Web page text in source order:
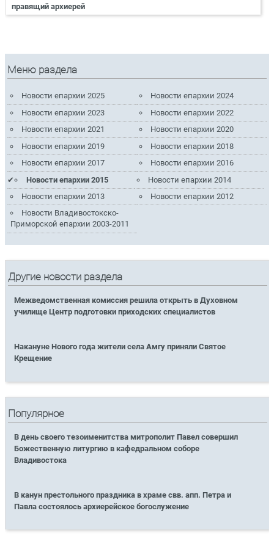
правящий архиерей
Меню раздела
Новости епархии 2025
Новости епархии 2024
Новости епархии 2023
Новости епархии 2022
Новости епархии 2021
Новости епархии 2020
Новости епархии 2019
Новости епархии 2018
Новости епархии 2017
Новости епархии 2016
Новости епархии 2015
Новости епархии 2014
Новости епархии 2013
Новости епархии 2012
Новости Владивостокско-
Приморской епархии 2003-2011
Другие новости раздела
Межведомственная комиссия решила открыть в Духовном
училище Центр подготовки приходских специалистов
Накануне Нового года жители села Амгу приняли Святое
Крещение
Популярное
В день своего тезоименитства митрополит Павел совершил
Божественную литургию в кафедральном соборе
Владивостока
В канун престольного праздника в храме свв. апп. Петра и
Павла состоялось архиерейское богослужение